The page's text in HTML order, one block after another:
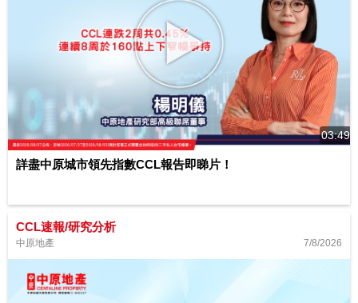
03:49
詳盡中原城市領先指數CCL報告即睇片！
CCL速報/研究分析
中原地產 7/8/2026